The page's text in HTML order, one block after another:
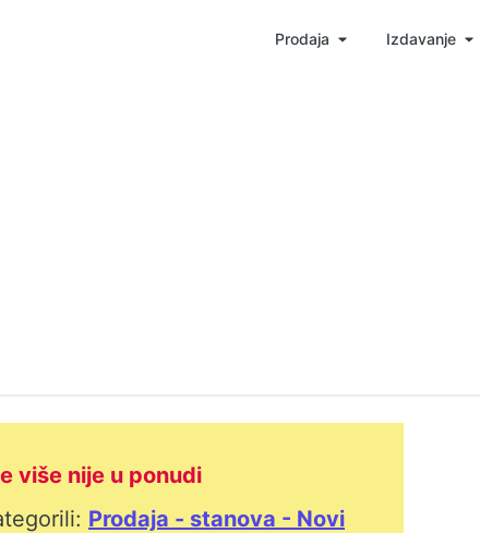
Prodaja Izdavanje
više nije u ponudi
Prodaja - stanova - Novi